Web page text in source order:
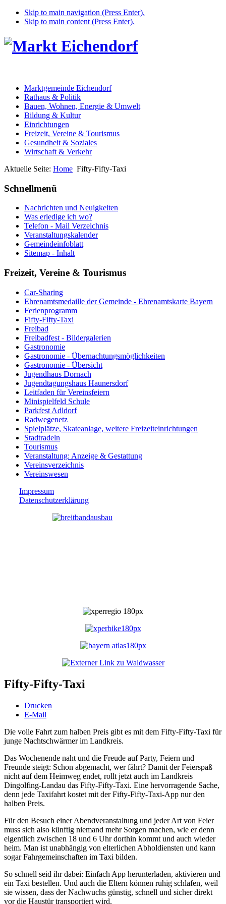
Skip to main navigation (Press Enter).
Skip to main content (Press Enter).
Marktgemeinde Eichendorf
Rathaus & Politik
Bauen, Wohnen, Energie & Umwelt
Bildung & Kultur
Einrichtungen
Freizeit, Vereine & Tourismus
Gesundheit & Soziales
Wirtschaft & Verkehr
Aktuelle Seite: Home Fifty-Fifty-Taxi
Schnellmenü
Nachrichten und Neuigkeiten
Was erledige ich wo?
Telefon - Mail Verzeichnis
Veranstaltungskalender
Gemeindeinfoblatt
Sitemap - Inhalt
Freizeit, Vereine & Tourismus
Car-Sharing
Ehrenamtsmedaille der Gemeinde - Ehrenamtskarte Bayern
Ferienprogramm
Fifty-Fifty-Taxi
Freibad
Freibadfest - Bildergalerien
Gastronomie
Gastronomie - Übernachtungsmöglichkeiten
Gastronomie - Übersicht
Jugendhaus Dornach
Jugendtagungshaus Haunersdorf
Leitfaden für Vereinsfeiern
Minispielfeld Schule
Parkfest Adldorf
Radwegenetz
Spielplätze, Skateanlage, weitere Freizeiteinrichtungen
Stadtradeln
Tourismus
Veranstaltung: Anzeige & Gestattung
Vereinsverzeichnis
Vereinswesen
Impressum
Datenschutzerklärung
Fifty-Fifty-Taxi
Drucken
E-Mail
Die volle Fahrt zum halben Preis gibt es mit dem Fifty-Fifty-Taxi für
junge Nachtschwärmer im Landkreis.
Das Wochenende naht und die Freude auf Party, Feiern und
Freunde steigt: Schon abgemacht, wer fährt? Damit der Feierspaß
nicht auf dem Heimweg endet, rollt jetzt auch im Landkreis
Dingolfing-Landau das Fifty-Fifty-Taxi. Eine hervorragende Sache,
denn jede Taxifahrt kostet mit der Fifty-Fifty-Taxi-App nur den
halben Preis.
Für den Besuch einer Abendveranstaltung und jeder Art von Feier
muss sich also künftig niemand mehr Sorgen machen, wie er denn
eigentlich zwischen 18 und 6 Uhr dorthin kommt und auch wieder
heim. Man ist unabhängig von elterlichen Abholdiensten und kann
sogar Fahrgemeinschaften im Taxi bilden.
So schnell seid ihr dabei: Einfach App herunterladen, aktivieren und
ein Taxi bestellen. Und auch die Eltern können ruhig schlafen, weil
sie wissen, dass der Nachwuchs günstig, schnell und sicher direkt
vor die Haustür transportiert wird.